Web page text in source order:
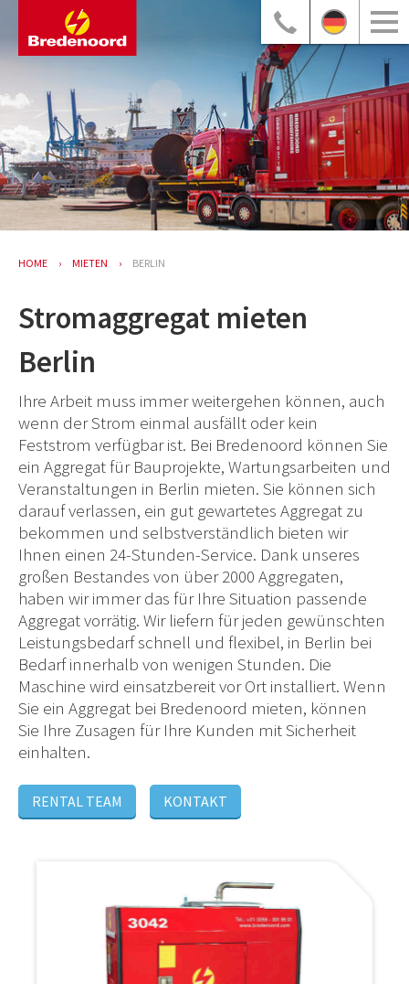
HOME MIETEN BERLIN
Stromaggregat mieten
Berlin
Ihre Arbeit muss immer weitergehen können, auch
wenn der Strom einmal ausfällt oder kein
Feststrom verfügbar ist. Bei Bredenoord können Sie
ein Aggregat für Bauprojekte, Wartungsarbeiten und
Veranstaltungen in Berlin mieten. Sie können sich
darauf verlassen, ein gut gewartetes Aggregat zu
bekommen und selbstverständlich bieten wir
Ihnen einen 24-Stunden-Service. Dank unseres
großen Bestandes von über 2000 Aggregaten,
haben wir immer das für Ihre Situation passende
Aggregat vorrätig. Wir liefern für jeden gewünschten
Leistungsbedarf schnell und flexibel, in Berlin bei
Bedarf innerhalb von wenigen Stunden. Die
Maschine wird einsatzbereit vor Ort installiert. Wenn
Sie ein Aggregat bei Bredenoord mieten, können
Sie Ihre Zusagen für Ihre Kunden mit Sicherheit
einhalten.
RENTAL TEAM KONTAKT